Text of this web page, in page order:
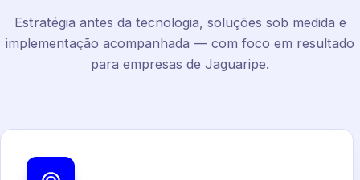
Estratégia antes da tecnologia, soluções sob medida e
implementação acompanhada — com foco em resultado
para empresas de Jaguaripe.